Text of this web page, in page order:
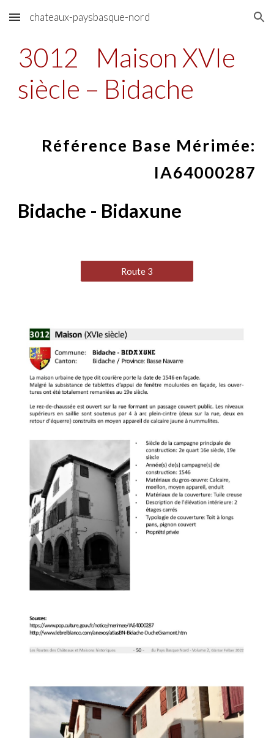
Skip to main content Skip to navigation
chateaux-paysbasque-nord
3012
Maison XVIe
siècle – Bidache
Référence Base Mérimée:
IA64000287
Bidache - Bidaxune
Route 3